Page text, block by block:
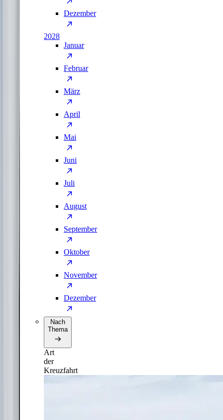
Dezember
2028
Januar
Februar
März
April
Mai
Juni
Juli
August
September
Oktober
November
Dezember
Nach
Thema
Art
der
Kreuzfahrt